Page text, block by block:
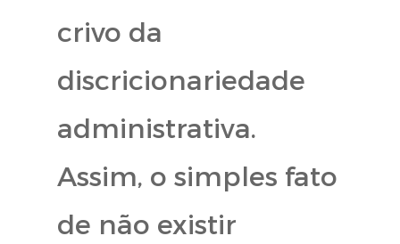
crivo da
discricionariedade
administrativa.
Assim, o simples fato
de não existir